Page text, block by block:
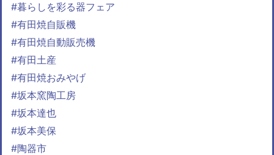
#暮らしを彩る器フェア
#有田焼自販機
#有田焼自動販売機
#有田土産
#有田焼おみやげ
#坂本窯陶工房
#坂本達也
#坂本美保
#陶器市